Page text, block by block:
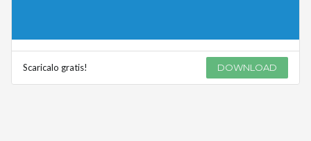
Scaricalo gratis! DOWNLOAD